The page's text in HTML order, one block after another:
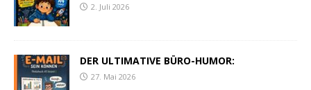
2. Juli 2026
DER ULTIMATIVE BÜRO-HUMOR:
27. Mai 2026